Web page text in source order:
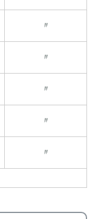
〃
〃
〃
〃
〃